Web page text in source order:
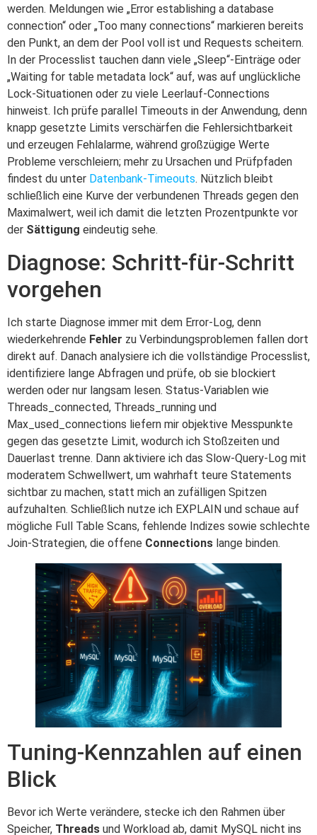
werden. Meldungen wie „Error establishing a database
connection“ oder „Too many connections“ markieren bereits
den Punkt, an dem der Pool voll ist und Requests scheitern.
In der Processlist tauchen dann viele „Sleep“-Einträge oder
„Waiting for table metadata lock“ auf, was auf unglückliche
Lock-Situationen oder zu viele Leerlauf-Connections
hinweist. Ich prüfe parallel Timeouts in der Anwendung, denn
knapp gesetzte Limits verschärfen die Fehlersichtbarkeit
und erzeugen Fehlalarme, während großzügige Werte
Probleme verschleiern; mehr zu Ursachen und Prüfpfaden
findest du unter Datenbank-Timeouts. Nützlich bleibt
schließlich eine Kurve der verbundenen Threads gegen den
Maximalwert, weil ich damit die letzten Prozentpunkte vor
der Sättigung eindeutig sehe.
Diagnose: Schritt-für-Schritt
vorgehen
Ich starte Diagnose immer mit dem Error-Log, denn
wiederkehrende Fehler zu Verbindungsproblemen fallen dort
direkt auf. Danach analysiere ich die vollständige Processlist,
identifiziere lange Abfragen und prüfe, ob sie blockiert
werden oder nur langsam lesen. Status-Variablen wie
Threads_connected, Threads_running und
Max_used_connections liefern mir objektive Messpunkte
gegen das gesetzte Limit, wodurch ich Stoßzeiten und
Dauerlast trenne. Dann aktiviere ich das Slow-Query-Log mit
moderatem Schwellwert, um wahrhaft teure Statements
sichtbar zu machen, statt mich an zufälligen Spitzen
aufzuhalten. Schließlich nutze ich EXPLAIN und schaue auf
mögliche Full Table Scans, fehlende Indizes sowie schlechte
Join-Strategien, die offene Connections lange binden.
Tuning-Kennzahlen auf einen
Blick
Bevor ich Werte verändere, stecke ich den Rahmen über
Speicher, Threads und Workload ab, damit MySQL nicht ins